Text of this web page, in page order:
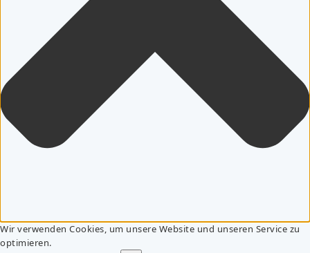
Wir verwenden Cookies, um unsere Website und unseren Service zu
optimieren.